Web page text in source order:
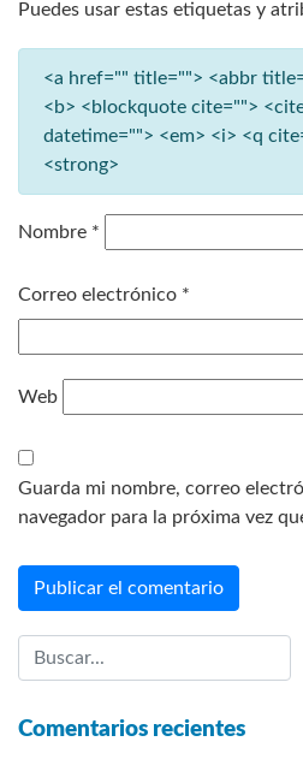
Puedes usar estas etiquetas y
<a href="" title=""> <abbr
<b> <blockquote cite="">
datetime=""> <em> <i> <q
<strong>
Nombre *
Correo electrónico *
Web
Guarda mi nombre, correo
navegador para la próxima vez
Comentarios recientes